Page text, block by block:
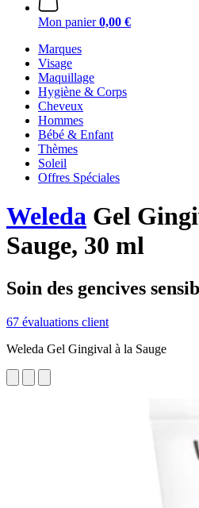
Mon panier 0,00 €
Marques
Visage
Maquillage
Hygiène & Corps
Cheveux
Hommes
Bébé & Enfant
Thèmes
Soleil
Offres Spéciales
Weleda Gel
Sauge, 30 ml
Soin des gencives
67 évaluations client
Weleda Gel Gingival à la Sauge